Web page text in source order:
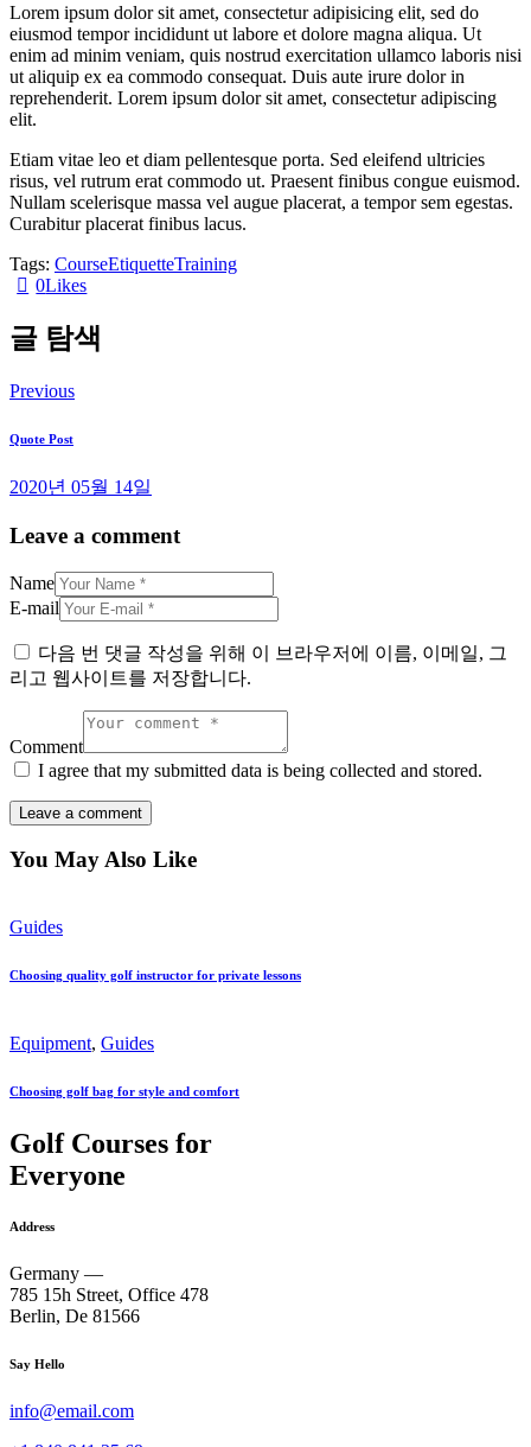
Lorem ipsum dolor sit amet, consectetur adipisicing elit, sed do
eiusmod tempor incididunt ut labore et dolore magna aliqua. Ut
enim ad minim veniam, quis nostrud exercitation ullamco laboris nisi
ut aliquip ex ea commodo consequat. Duis aute irure dolor in
reprehenderit. Lorem ipsum dolor sit amet, consectetur adipiscing
elit.
Etiam vitae leo et diam pellentesque porta. Sed eleifend ultricies
risus, vel rutrum erat commodo ut. Praesent finibus congue euismod.
Nullam scelerisque massa vel augue placerat, a tempor sem egestas.
Curabitur placerat finibus lacus.
Tags: CourseEtiquetteTraining
0Likes
글 탐색
Previous
Quote Post
2020년 05월 14일
Leave a comment
Name
E-mail
다음 번 댓글 작성을 위해 이 브라우저에 이름, 이메일, 그
리고 웹사이트를 저장합니다.
Comment
I agree that my submitted data is being collected and stored.
You May Also Like
Guides
Choosing quality golf instructor for private lessons
Equipment, Guides
Choosing golf bag for style and comfort
Golf Courses for
Everyone
Address
Germany —
785 15h Street, Office 478
Berlin, De 81566
Say Hello
info@email.com